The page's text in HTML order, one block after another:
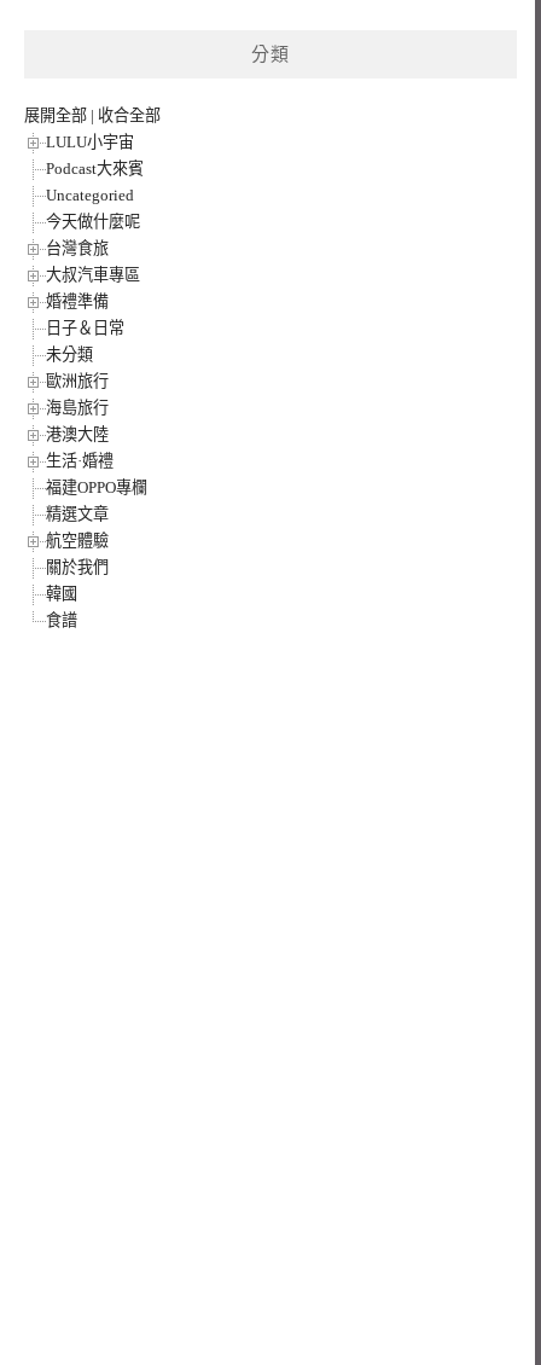
分類
展開全部 | 收合全部
LULU小宇宙
Podcast大來賓
Uncategoried
今天做什麼呢
台灣食旅
大叔汽車專區
婚禮準備
日子＆日常
未分類
歐洲旅行
海島旅行
港澳大陸
生活·婚禮
福建OPPO專欄
精選文章
航空體驗
關於我們
韓國
食譜